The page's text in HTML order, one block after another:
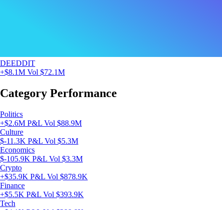
DEEDDIT
+$8.1M Vol $72.1M
Category Performance
Politics
+$2.6M P&L Vol $88.9M
Culture
$-11.3K P&L Vol $5.3M
Economics
$-105.9K P&L Vol $3.3M
Crypto
+$35.9K P&L Vol $878.9K
Finance
+$5.5K P&L Vol $393.9K
Tech